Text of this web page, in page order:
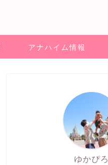
アナハイム情報
ゆかぴろ